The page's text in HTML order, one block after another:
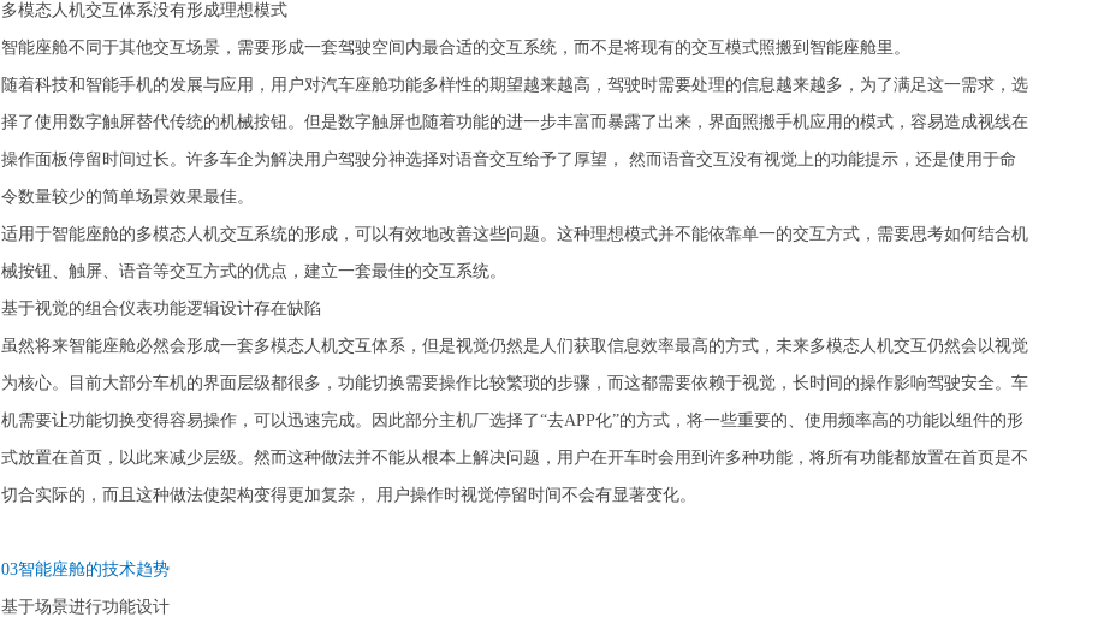
多模态人机交互体系没有形成理想模式
智能座舱不同于其他交互场景，需要形成一套驾驶空间内最合适的交互系统，而不是将现有的交互模式照搬到智能座舱里。
随着科技和智能手机的发展与应用，用户对汽车座舱功能多样性的期望越来越高，驾驶时需要处理的信息越来越多，为了满足这一需求，选
择了使用数字触屏替代传统的机械按钮。但是数字触屏也随着功能的进一步丰富而暴露了出来，界面照搬手机应用的模式，容易造成视线在
操作面板停留时间过长。许多车企为解决用户驾驶分神选择对语音交互给予了厚望， 然而语音交互没有视觉上的功能提示，还是使用于命
令数量较少的简单场景效果最佳。
适用于智能座舱的多模态人机交互系统的形成，可以有效地改善这些问题。这种理想模式并不能依靠单一的交互方式，需要思考如何结合机
械按钮、触屏、语音等交互方式的优点，建立一套最佳的交互系统。
基于视觉的组合仪表功能逻辑设计存在缺陷
虽然将来智能座舱必然会形成一套多模态人机交互体系，但是视觉仍然是人们获取信息效率最高的方式，未来多模态人机交互仍然会以视觉
为核心。目前大部分车机的界面层级都很多，功能切换需要操作比较繁琐的步骤，而这都需要依赖于视觉，长时间的操作影响驾驶安全。车
机需要让功能切换变得容易操作，可以迅速完成。因此部分主机厂选择了“去APP化”的方式，将一些重要的、使用频率高的功能以组件的形
式放置在首页，以此来减少层级。然而这种做法并不能从根本上解决问题，用户在开车时会用到许多种功能，将所有功能都放置在首页是不
切合实际的，而且这种做法使架构变得更加复杂， 用户操作时视觉停留时间不会有显著变化。
03智能座舱的技术趋势
基于场景进行功能设计